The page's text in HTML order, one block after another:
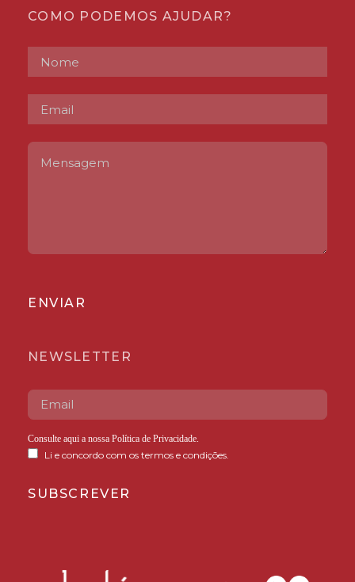
COMO PODEMOS AJUDAR?
ENVIAR
NEWSLETTER
Consulte aqui a nossa Política de Privacidade
Li e concordo com os termos e condições.